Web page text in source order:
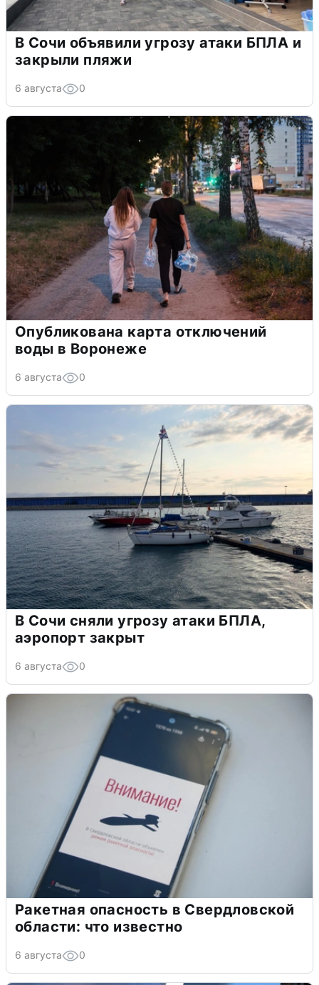
В Сочи объявили угрозу атаки БПЛА и
закрыли пляжи
6 августа 0
Опубликована карта отключений
воды в Воронеже
6 августа 0
В Сочи сняли угрозу атаки БПЛА,
аэропорт закрыт
6 августа 0
Ракетная опасность в Свердловской
области: что известно
6 августа 0